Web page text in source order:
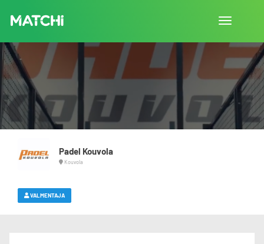
Vaihda
Padel Kouvola
Kouvola
VALMENTAJA